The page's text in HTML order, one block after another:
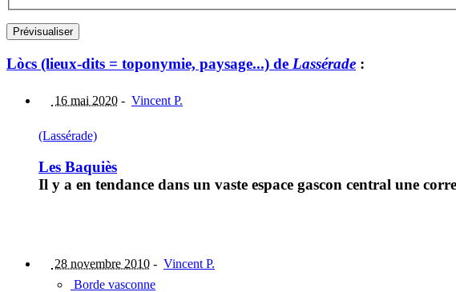
Lòcs (lieux-dits = toponymie, paysage...) de Lassérade :
16 mai 2020 - Vincent P.
(Lassérade)
Les Baquiès
Il y a en tendance dans un vaste espace gascon central une
28 novembre 2010 - Vincent P.
Borde vasconne